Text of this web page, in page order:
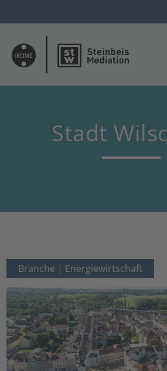
Stadt
Branche | Energiewirtschaft